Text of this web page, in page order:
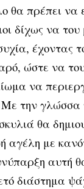
θα πρέπει να
δίχως να
έχοντας
ώστε να
να
Με την γλώσσα
θα
αγέλη με
αυτή
διάστημα